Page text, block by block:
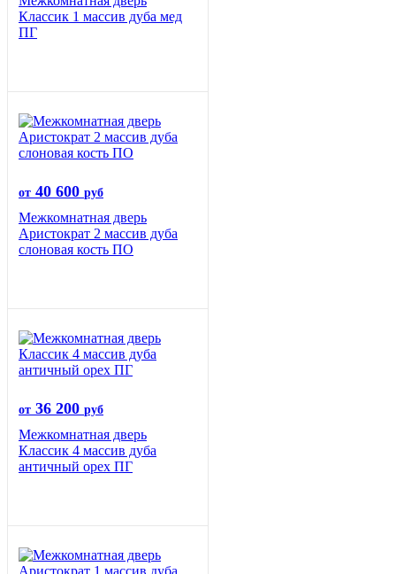
Классик 1 массив дуба мед
ПГ
от 40 600 руб
Межкомнатная дверь
Аристократ 2 массив дуба
слоновая кость ПО
от 36 200 руб
Межкомнатная дверь
Классик 4 массив дуба
античный орех ПГ